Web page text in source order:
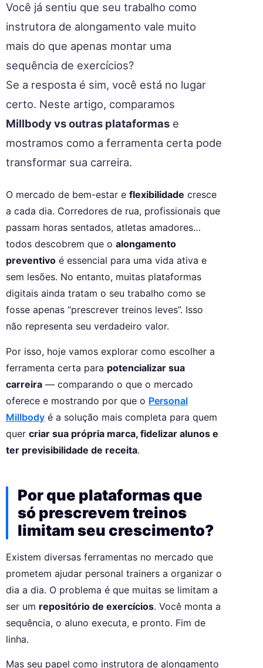
Você já sentiu que seu trabalho como
instrutora de alongamento vale muito
mais do que apenas montar uma
sequência de exercícios?
Se a resposta é sim, você está no lugar
certo. Neste artigo, comparamos
Millbody vs outras plataformas e
mostramos como a ferramenta certa pode
transformar sua carreira.
O mercado de bem-estar e flexibilidade cresce
a cada dia. Corredores de rua, profissionais que
passam horas sentados, atletas amadores…
todos descobrem que o alongamento
preventivo é essencial para uma vida ativa e
sem lesões. No entanto, muitas plataformas
digitais ainda tratam o seu trabalho como se
fosse apenas “prescrever treinos leves”. Isso
não representa seu verdadeiro valor.
Por isso, hoje vamos explorar como escolher a
ferramenta certa para potencializar sua
carreira — comparando o que o mercado
oferece e mostrando por que o Personal
Millbody é a solução mais completa para quem
quer criar sua própria marca, fidelizar alunos e
ter previsibilidade de receita.
Por que plataformas que
só prescrevem treinos
limitam seu crescimento?
Existem diversas ferramentas no mercado que
prometem ajudar personal trainers a organizar o
dia a dia. O problema é que muitas se limitam a
ser um repositório de exercícios. Você monta a
sequência, o aluno executa, e pronto. Fim de
linha.
Mas seu papel como instrutora de alongamento